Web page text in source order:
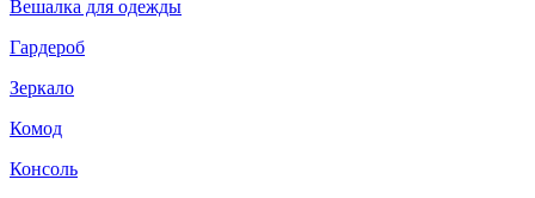
Вешалка для одежды
Гардероб
Зеркало
Комод
Консоль